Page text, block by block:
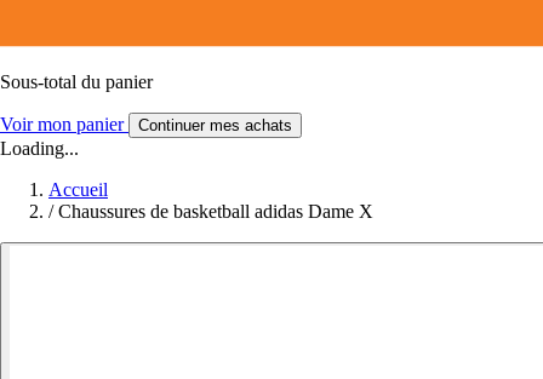
Sous-total du panier
Voir mon panier Continuer mes achats
Loading...
Accueil
/ Chaussures de basketball adidas Dame X